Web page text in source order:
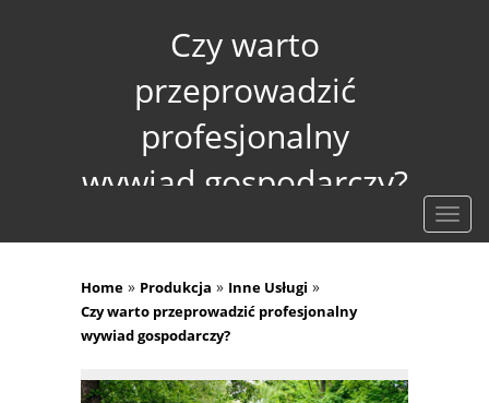
Czy warto
przeprowadzić
profesjonalny
wywiad gospodarczy?
Home » Produkcja » Inne Usługi »
Czy warto przeprowadzić profesjonalny
wywiad gospodarczy?